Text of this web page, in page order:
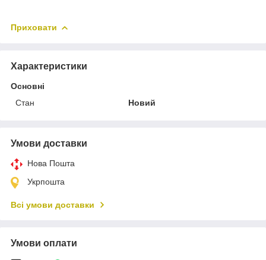
Приховати
Характеристики
Основні
Стан
Новий
Умови доставки
Нова Пошта
Укрпошта
Всі умови доставки
Умови оплати